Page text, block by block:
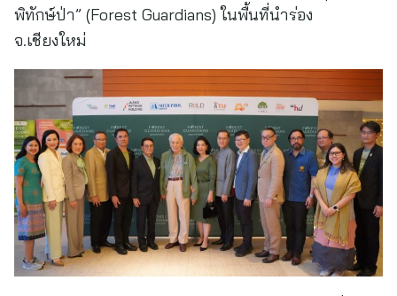
พิทักษ์ป่า” (Forest Guardians) ในพื้นที่นำร่อง
จ.เชียงใหม่